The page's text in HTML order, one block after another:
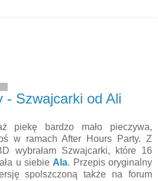
- Szwajcarki od Ali
piekę bardzo mało pieczywa,
w ramach After Hours Party. Z
wybrałam Szwajcarki, które 16
u siebie Ala. Przepis oryginalny
spolszczoną także na forum